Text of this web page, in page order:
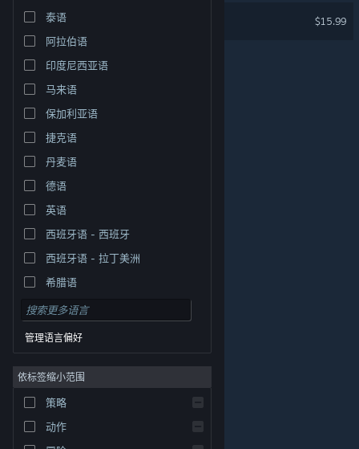
获取 Steam 手机应用
查看桌面版网站
© Valve Corporation。保留所有权利。所有商标均为其在
律信息| 无障碍
泰语
阿拉伯语
印度尼西亚语
马来语
保加利亚语
捷克语
丹麦语
德语
英语
西班牙语 - 西班牙
西班牙语 - 拉丁美洲
希腊语
管理语言偏好
依标签缩小范围
策略
动作
$15.99